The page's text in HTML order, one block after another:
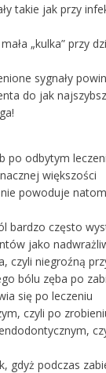
takie jak przy
„kulka” przy
sygnały
do jak
po odbytym
większości
powoduje
bardzo często
jako
czyli niegroźną
bólu zęba po
się po leczeniu
czyli po
gdyż podczas